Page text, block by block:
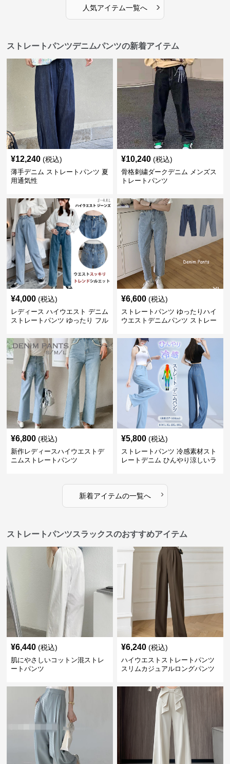
人気アイテム一覧へ ›
ストレートパンツデニムパンツの新着アイテム
¥12,240 (税込)
薄手デニム ストレートパンツ 夏
用通気性
¥10,240 (税込)
骨格刺繍ダークデニム メンズス
トレートパンツ
¥4,000 (税込)
レディース ハイウエスト デニム
ストレートパンツ ゆったり フル
¥6,600 (税込)
ストレートパンツ ゆったりハイ
ウエストデニムパンツ ストレー
¥6,800 (税込)
新作レディースハイウエストデ
ニムストレートパンツ
¥5,800 (税込)
ストレートパンツ 冷感素材スト
レートデニム ひんやり涼しいラ
新着アイテムの一覧へ ›
ストレートパンツスラックスのおすすめアイテム
¥6,440 (税込)
肌にやさしいコットン混ストレ
ートパンツ
¥6,240 (税込)
ハイウエストストレートパンツ
スリムカジュアルロングパンツ